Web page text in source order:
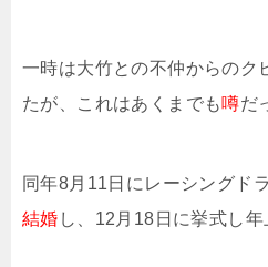
一時は大竹との不仲からのク
たが、これはあくまでも噂だ
同年8月11日にレーシングド
結婚 し、12月18日に挙式し年